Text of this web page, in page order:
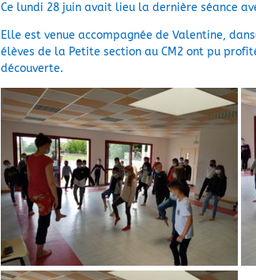
Ce lundi 28 juin avait lieu la dernière séance
Elle est venue accompagnée de Valentine,
élèves de la Petite section au CM2 ont pu
découverte.